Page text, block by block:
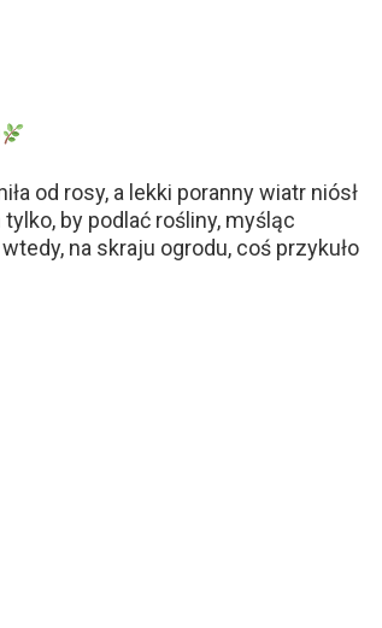
od rosy, a lekki poranny wiatr niósł
by podlać rośliny, myśląc
na skraju ogrodu, coś przykuło